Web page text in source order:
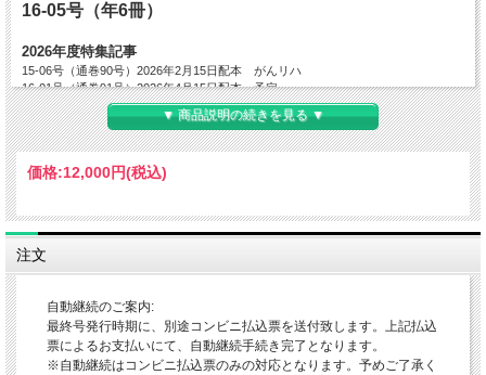
16-05号（年6冊）
2026年度特集記事
15-06号（通巻90号）2026年2月15日配本 がんリハ
16-01号（通巻91号）2026年4月15日配本 予定
16-02号（通巻92号）2026年6月15日配本 予定
16-03号（通巻93号）2026年8月15日配本 予定
16-04号（通巻94号）2026年10月15日配本 予定
▼ 商品説明の続きを見る ▼
価格:12,000円(税込)
注文
自動継続のご案内:
最終号発行時期に、別途コンビニ払込票を送付致します。上記払込
票によるお支払いにて、自動継続手続き完了となります。
※自動継続はコンビニ払込票のみの対応となります。予めご了承く